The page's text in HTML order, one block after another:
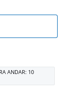
ANDAR: 10